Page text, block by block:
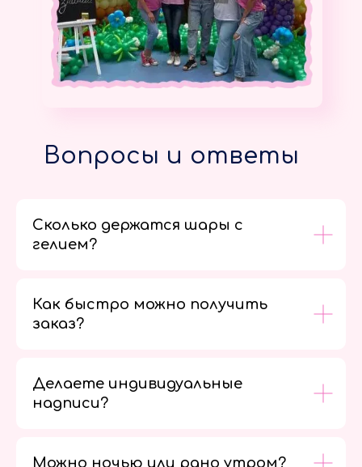
Вопросы и ответы
Сколько держатся шары с
гелием?
Как быстро можно получить
заказ?
Делаете индивидуальные
надписи?
Можно ночью или рано утром?